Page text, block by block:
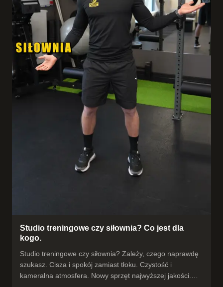
Studio treningowe czy siłownia? Co jest dla
kogo.
Studio treningowe czy siłownia? Zależy, czego naprawdę
szukasz. Cisza i spokój zamiast tłoku. Czystość i
kameralna atmosfera. Nowy sprzęt najwyższej jakości.